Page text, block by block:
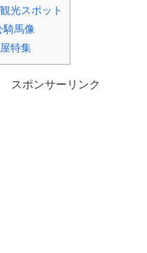
光スポット
騎馬像
特集
スポンサーリンク